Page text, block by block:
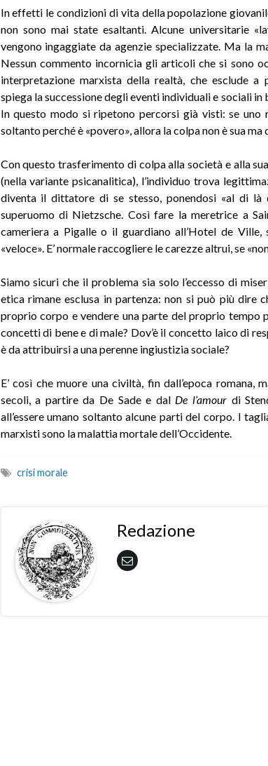
In effetti le condizioni di vita della popolazione
non sono mai state esaltanti. Alcune universitarie
vengono ingaggiate da agenzie specializzate. Ma la
Nessun commento incornicia gli articoli che si sono
interpretazione marxista della realtà, che esclude a
spiega la successione degli eventi individuali e sociali in
In questo modo si ripetono percorsi già visti: se
soltanto perché è «povero», allora la colpa non è sua ma
Con questo trasferimento di colpa alla società e alla
(nella variante psicanalitica), l’individuo trova
diventa il dittatore di se stesso, ponendosi «al di là
superuomo di Nietzsche. Così fare la meretrice a
cameriera a Pigalle o il guardiano all’Hotel de
«veloce». E’ normale raccogliere le carezze altrui, se
Siamo sicuri che il problema sia solo l’eccesso di
etica rimane esclusa in partenza: non si può più dire
proprio corpo e vendere una parte del proprio tempo
concetti di bene e di male? Dov’è il concetto laico di
è da attribuirsi a una perenne ingiustizia sociale?
E’ così che muore una civiltà, fin dall’epoca romana,
secoli, a partire da De Sade e dal De l’amourdi
all’essere umano soltanto alcune parti del corpo. I
marxisti sono la malattia mortale dell’Occidente.
crisi morale
Redazione